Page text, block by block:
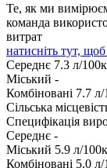
Те, як ми
команда
витрат
натисніть тут,
Середнє 7.3 л/
Міський -
Комбіновані 7.7 л/
Сільська
Специфікація
Середнє -
Міський 5.9 л/
Комбіновані 5.0 л/